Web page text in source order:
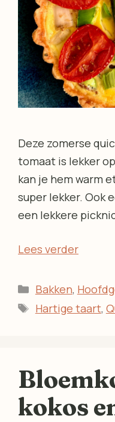
Deze zomerse
tomaat is lekker
kan je hem warm
super lekker. Ook
een lekkere
Lees verder
Categorieën
Bakken,
Tags
Hartige taart,
kokos